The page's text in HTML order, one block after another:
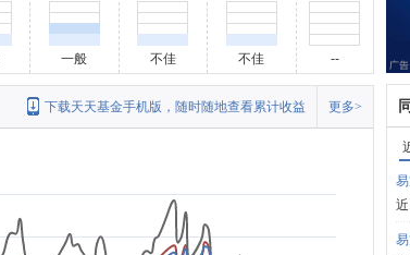
一般 不佳 不佳 --
更多>
下载天天基金手机版，随时随地查看累计收益